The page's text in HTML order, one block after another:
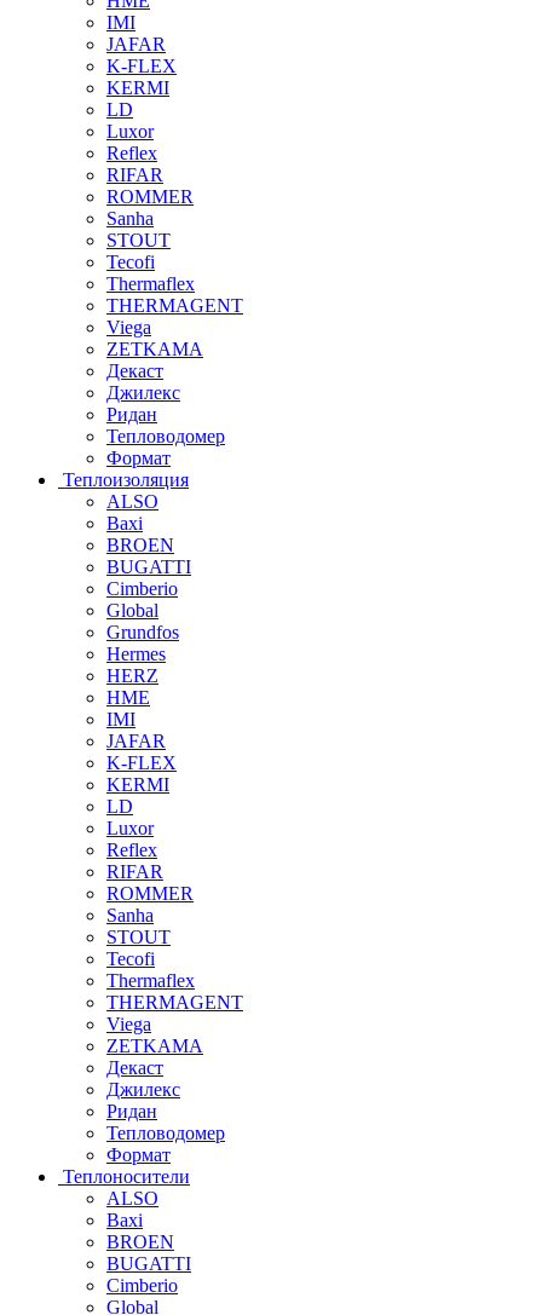
IMI
JAFAR
K-FLEX
KERMI
LD
Luxor
Reflex
RIFAR
ROMMER
Sanha
STOUT
Tecofi
Thermaflex
THERMAGENT
Viega
ZETKAMA
Декаст
Джилекс
Ридан
Тепловодомер
Формат
Теплоизоляция
ALSO
Baxi
BROEN
BUGATTI
Cimberio
Global
Grundfos
Hermes
HERZ
HME
IMI
JAFAR
K-FLEX
KERMI
LD
Luxor
Reflex
RIFAR
ROMMER
Sanha
STOUT
Tecofi
Thermaflex
THERMAGENT
Viega
ZETKAMA
Декаст
Джилекс
Ридан
Тепловодомер
Формат
Теплоносители
ALSO
Baxi
BROEN
BUGATTI
Cimberio
Global